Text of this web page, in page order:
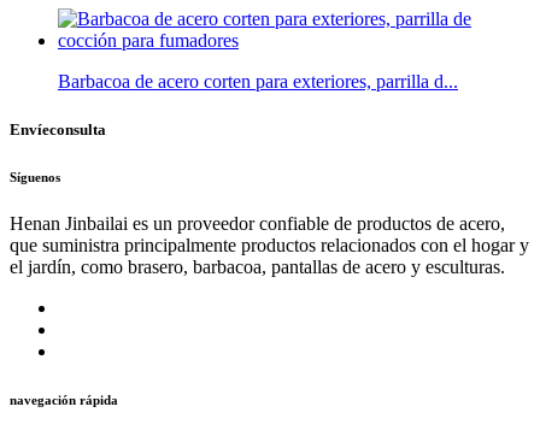
Barbacoa de acero corten para exteriores, parrilla d...
Envíeconsulta
Síguenos
Henan Jinbailai es un proveedor confiable de productos de acero,
que suministra principalmente productos relacionados con el hogar y
el jardín, como brasero, barbacoa, pantallas de acero y esculturas.
navegación rápida